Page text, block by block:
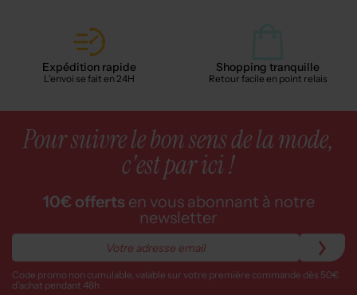
Expédition rapide
L'envoi se fait en 24H
Shopping tranquille
Retour facile en point relais
Pour suivre le bon sens de la mode,
c'est par ici !
10€ offerts en vous abonnant à notre
newsletter
Code promo non cumulable, valable sur votre première commande dès 50€
d’achat pendant 48h